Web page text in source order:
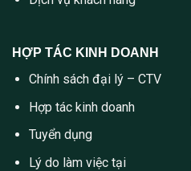
HỢP TÁC KINH DOANH
Chính sách đại lý – CTV
Hợp tác kinh doanh
Tuyển dụng
Lý do làm việc tại